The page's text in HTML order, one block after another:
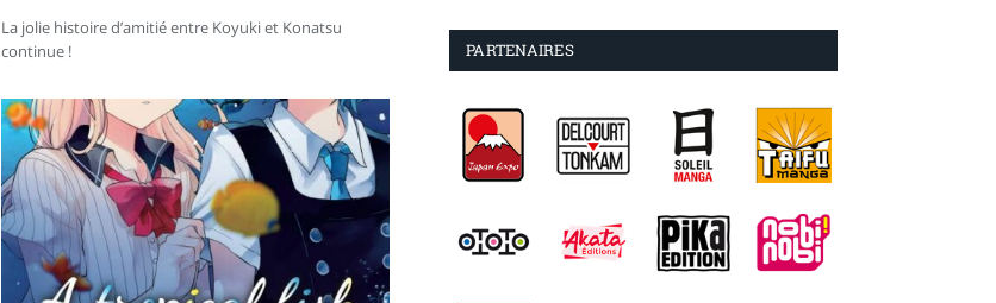
La jolie histoire d’amitié entre Koyuki et Konatsu
continue !
PARTENAIRES